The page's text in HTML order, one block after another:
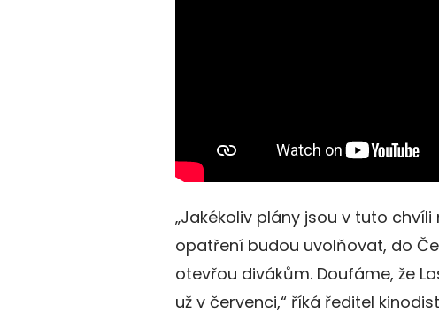
„Jakékoliv plány jsou v tuto
opatření budou uvolňovat, do
otevřou divákům. Doufáme, že
už v červenci,“ říká ředitel